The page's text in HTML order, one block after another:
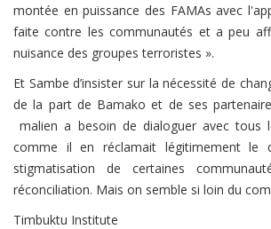
montée en puissance des FAMAs avec
faite contre les communautés et a peu
nuisance des groupes terroristes ».
Et Sambe d’insister sur la nécessité de
de la part de Bamako et de ses
malien a besoin de dialoguer avec tous
comme il en réclamait légitimement le
stigmatisation de certaines
réconciliation. Mais on semble si loin du
Timbuktu Institute